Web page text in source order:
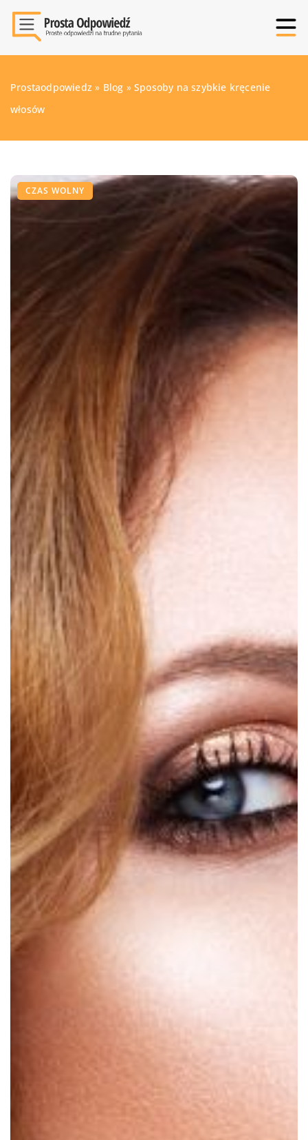
Prostaodpowiedz » Blog »Sposoby na szybkie kręcenie
włosów
CZAS WOLNY